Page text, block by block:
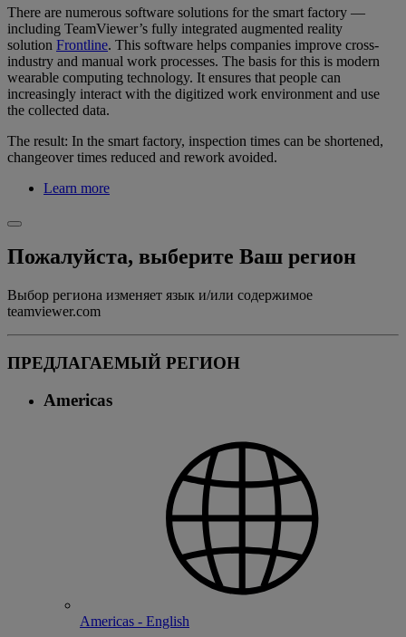
There are numerous software solutions for the smart factory —
including TeamViewer’s fully integrated augmented reality
solution Frontline. This software helps companies improve cross-
industry and manual work processes. The basis for this is modern
wearable computing technology. It ensures that people can
increasingly interact with the digitized work environment and use
the collected data.
The result: In the smart factory, inspection times can be shortened,
changeover times reduced and rework avoided.
Learn more
Пожалуйста, выберите Ваш регион
Выбор региона изменяет язык и/или содержимое
teamviewer.com
ПРЕДЛАГАЕМЫЙ РЕГИОН
Americas
Americas - English